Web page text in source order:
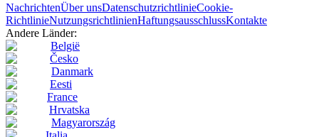
NachrichtenÜber unsDatenschutzrichtlinieCookie-
RichtlinieNutzungsrichtlinienHaftungsausschlussKontakte
Andere Länder:
België
Česko
Danmark
Eesti
France
Hrvatska
Magyarország